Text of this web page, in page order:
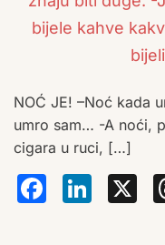
NOĆ JE! –Noć kada
umro sam… -A noći,
cigara u ruci, […]